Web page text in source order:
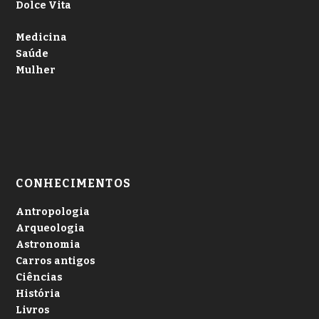
Dolce Vita
Medicina
Saúde
Mulher
CONHECIMENTOS
Antropologia
Arqueologia
Astronomia
Carros antigos
Ciências
História
Livros